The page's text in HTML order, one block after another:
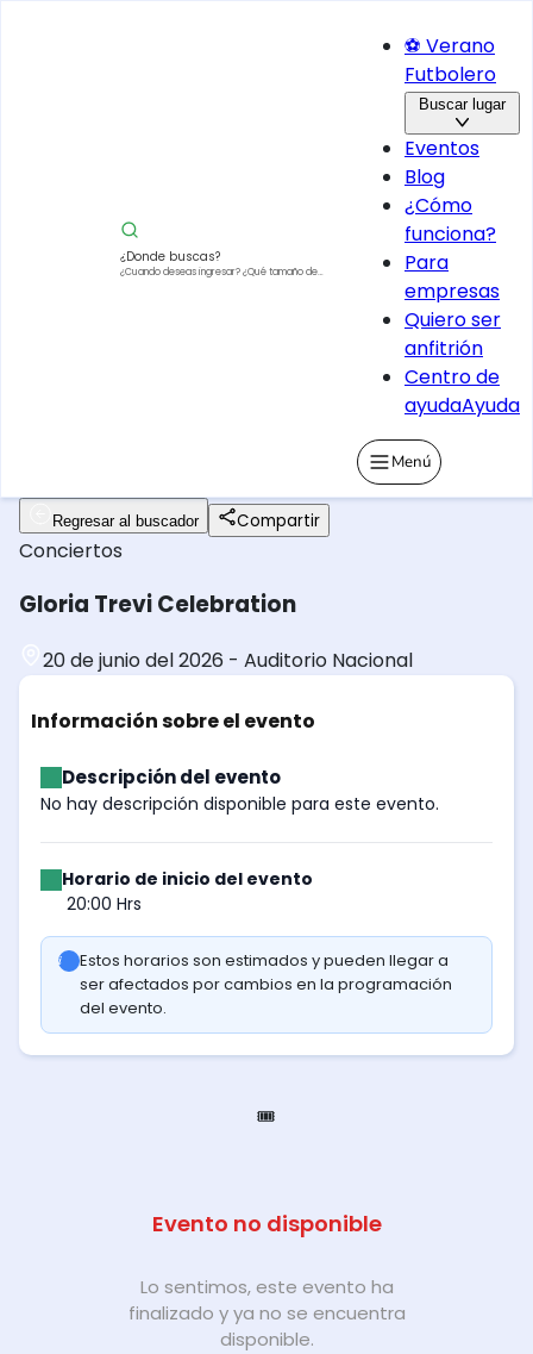
¿Donde buscas?
¿Cuando deseas ingresar?¿Qué tamaño de
⚽ Verano
Futbolero
Buscar lugar
Eventos
Blog
¿Cómo
funciona?
Para
empresas
Quiero ser
anfitrión
Centro de
ayudaAyuda
Menú
Regresar al buscador Compartir
Conciertos
Gloria Trevi Celebration
20 de junio del 2026 - Auditorio Nacional
Información sobre el evento
Descripción del evento
No hay descripción disponible para este evento.
Horario de inicio del evento
20:00 Hrs
Estos horarios son estimados y pueden llegar a
ser afectados por cambios en la programación
del evento.
🎟️
Evento no disponible
Lo sentimos, este evento ha
finalizado y ya no se encuentra
disponible.